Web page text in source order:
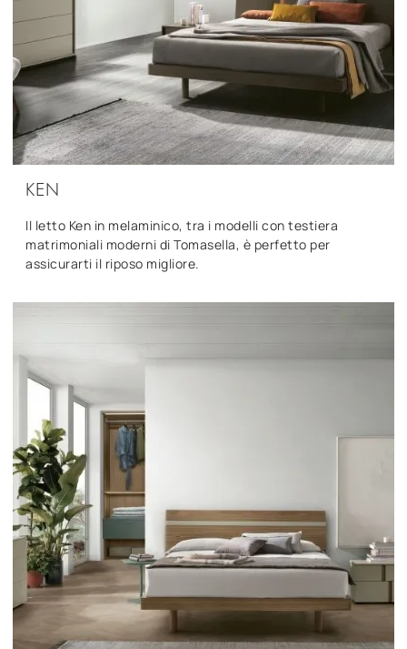
KEN
Il letto Ken in melaminico, tra i modelli con testiera
matrimoniali moderni di Tomasella, è perfetto per
assicurarti il riposo migliore.